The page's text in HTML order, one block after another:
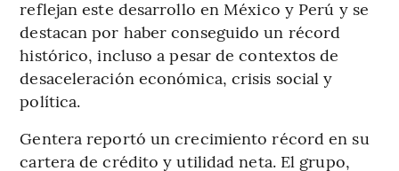
reflejan este desarrollo en México y Perú y se
destacan por haber conseguido un récord
histórico, incluso a pesar de contextos de
desaceleración económica, crisis social y
política.
Gentera reportó un crecimiento récord en su
cartera de crédito y utilidad neta. El grupo,